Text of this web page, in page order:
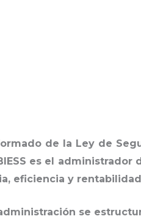
de la Ley de
es el administrador
eficiencia y
se